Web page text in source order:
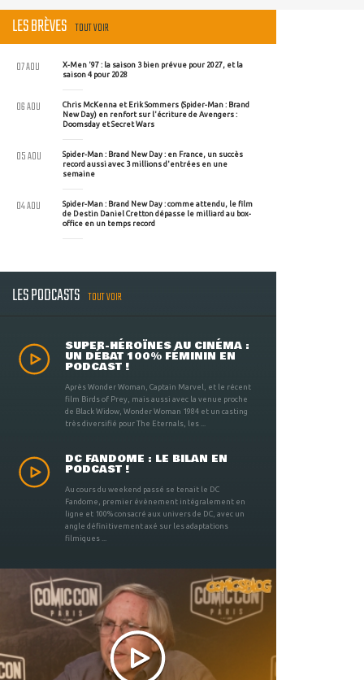
LES BRÈVES TOUT VOIR
X-Men '97 : la saison 3 bien prévue pour 2027, et la
saison 4 pour 2028
07 AOU
Chris McKenna et Erik Sommers (Spider-Man : Brand
New Day) en renfort sur l'écriture de Avengers :
Doomsday et Secret Wars
06 AOU
Spider-Man : Brand New Day : en France, un succès
record aussi avec 3 millions d'entrées en une
semaine
05 AOU
Spider-Man : Brand New Day : comme attendu, le film
de Destin Daniel Cretton dépasse le milliard au box-
office en un temps record
04 AOU
LES PODCASTS TOUT VOIR
SUPER-HÉROÏNES AU CINÉMA :
UN DÉBAT 100% FÉMININ EN
PODCAST !
Après Wonder Woman, Captain Marvel, et le récent
film Birds of Prey, mais aussi avec la venue proche
de Black Widow, Wonder Woman 1984 et un casting
très diversifié pour The Eternals, les ...
DC FANDOME : LE BILAN EN
PODCAST !
Au cours du weekend passé se tenait le DC
Fandome, premier évènement intégralement en
ligne et 100% consacré aux univers de DC, avec un
angle définitivement axé sur les adaptations
filmiques ...